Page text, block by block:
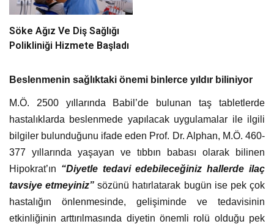
Söke Ağız Ve Diş Sağlığı
Polikliniği Hizmete Başladı
Beslenmenin sağlıktaki önemi binlerce yıldır biliniyor
M.Ö. 2500 yıllarında Babil’de bulunan taş tabletlerde
hastalıklarda beslenmede yapılacak uygulamalar ile ilgili
bilgiler bulunduğunu ifade eden Prof. Dr. Alphan, M.Ö. 460-
377 yıllarında yaşayan ve tıbbın babası olarak bilinen
Hipokrat’ın “Diyetle tedavi edebileceğiniz hallerde ilaç
tavsiye etmeyiniz”sözünü hatırlatarak bugün ise pek çok
hastalığın önlenmesinde, gelişiminde ve tedavisinin
etkinliğinin arttırılmasında diyetin önemli rolü olduğu pek